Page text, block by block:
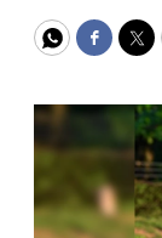
WhatsApp